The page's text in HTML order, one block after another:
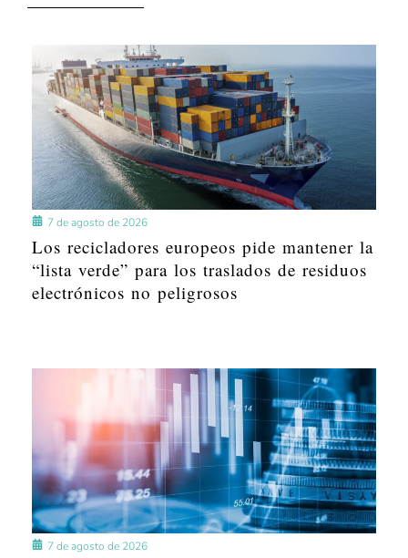
7 de agosto de 2026
Los recicladores europeos pide mantener la
“lista verde” para los traslados de residuos
electrónicos no peligrosos
7 de agosto de 2026